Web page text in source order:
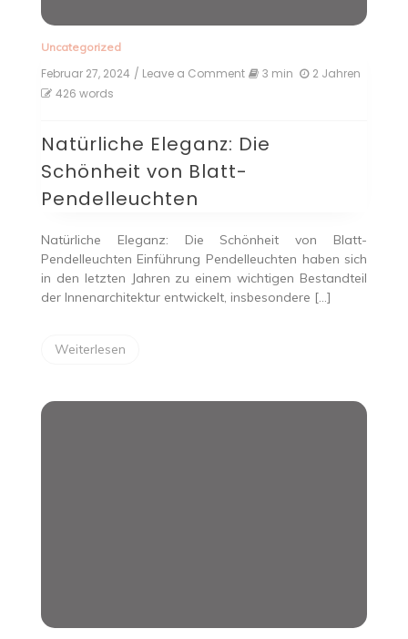
Uncategorized
Februar 27, 2024 / Leave a Commenton
Schönheit
von
Blatt-
3 min
2 Jahren
426 words
Natürliche Eleganz: Die
Schönheit von Blatt-
Pendelleuchten
Natürliche Eleganz: Die Schönheit von Blatt-
Pendelleuchten Einführung Pendelleuchten haben sich
in den letzten Jahren zu einem wichtigen Bestandteil
der Innenarchitektur entwickelt, insbesondere […]
Weiterlesen